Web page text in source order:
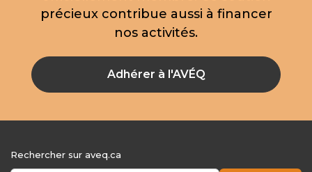
précieux contribue aussi à financer
nos activités.
Adhérer à l'AVÉQ
Rechercher sur aveq.ca